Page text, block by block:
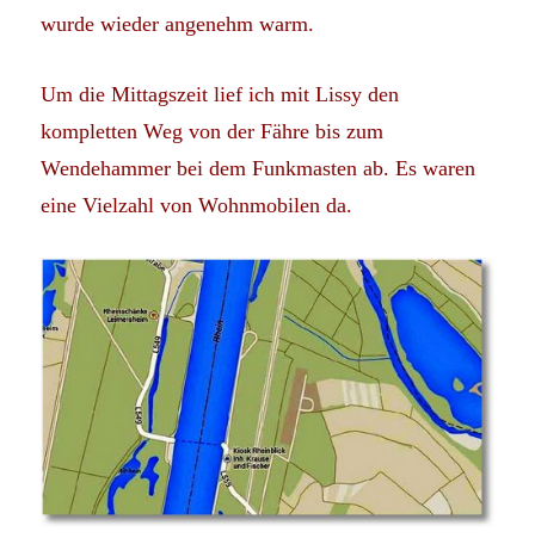
wurde wieder angenehm warm.
Um die Mittagszeit lief ich mit Lissy den
kompletten Weg von der Fähre bis zum
Wendehammer bei dem Funkmasten ab. Es waren
eine Vielzahl von Wohnmobilen da.